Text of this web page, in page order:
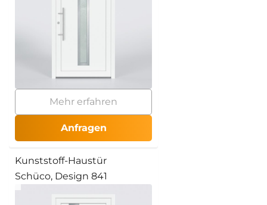
Mehr erfahren
Anfragen
Kunststoff-Haustür
Schüco, Design 841